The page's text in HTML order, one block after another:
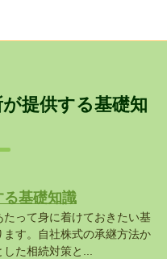
提供する基礎知
基礎知識
って身に着けておきたい基
す。自社株式の承継方法か
した相続対策と...